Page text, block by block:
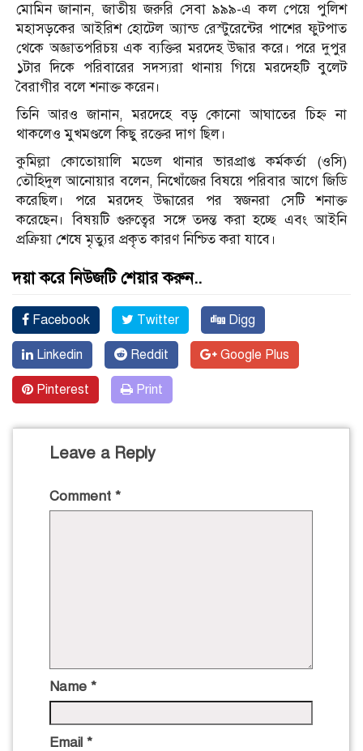
মোমিন জানান, জাতীয় জরুরি সেবা ৯৯৯-এ কল পেয়ে পুলিশ
মহাসড়কের আইরিশ হোটেল অ্যান্ড রেস্টুরেন্টের পাশের ফুটপাত
থেকে অজ্ঞাতপরিচয় এক ব্যক্তির মরদেহ উদ্ধার করে। পরে দুপুর
১টার দিকে পরিবারের সদস্যরা থানায় গিয়ে মরদেহটি বুলেট
বৈরাগীর বলে শনাক্ত করেন।
তিনি আরও জানান, মরদেহে বড় কোনো আঘাতের চিহ্ন না
থাকলেও মুখমণ্ডলে কিছু রক্তের দাগ ছিল।
কুমিল্লা কোতোয়ালি মডেল থানার ভারপ্রাপ্ত কর্মকর্তা (ওসি)
তৌহিদুল আনোয়ার বলেন, নিখোঁজের বিষয়ে পরিবার আগে জিডি
করেছিল। পরে মরদেহ উদ্ধারের পর স্বজনরা সেটি শনাক্ত
করেছেন। বিষয়টি গুরুত্বের সঙ্গে তদন্ত করা হচ্ছে এবং আইনি
প্রক্রিয়া শেষে মৃত্যুর প্রকৃত কারণ নিশ্চিত করা যাবে।
দয়া করে নিউজটি শেয়ার করুন..
Facebook Twitter Digg
Linkedin Reddit Google Plus
Pinterest Print
Leave a Reply
Comment *
Name *
Email *